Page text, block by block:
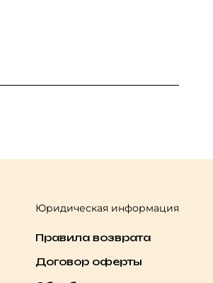
Юридическая информация
Правила возврата
Договор оферты